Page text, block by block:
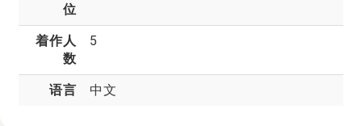
位
着作人
数
5
语言 中文